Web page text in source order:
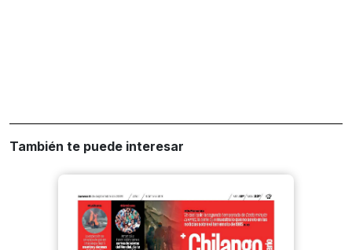
También te puede interesar